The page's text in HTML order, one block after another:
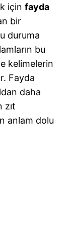
içinfayda
bir
duruma
bu
kelimelerin
Fayda
daha
zıt
anlam dolu